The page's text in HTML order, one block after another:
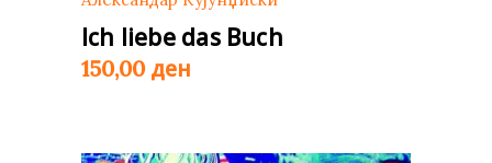
Ich liebe das Buch
150,00 ден